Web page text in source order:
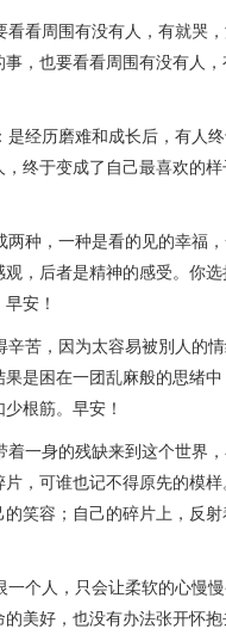
看周围有没有人，有就哭，
，也要看看周围有没有人
是经历磨难和成长后，有人
终于变成了自己最喜欢的
种，一种是看的见的幸福
，后者是精神的感受。你选
安！
辛苦，因为太容易被別人的
是困在一团乱麻般的思绪
根筋。早安！
一身的残缺来到这个世界
片，可谁也记不得原先的模
笑容；自己的碎片上，反射
个人，只会让柔软的心慢慢
美好，也没有办法张开怀